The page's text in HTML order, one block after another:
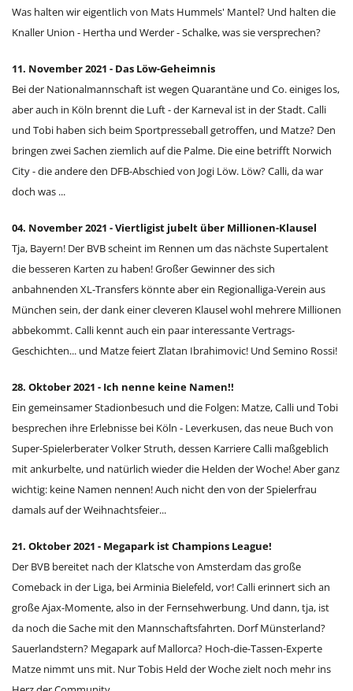
Was halten wir eigentlich von Mats Hummels' Mantel? Und halten die
Knaller Union - Hertha und Werder - Schalke, was sie versprechen?
11. November 2021 - Das Löw-Geheimnis
Bei der Nationalmannschaft ist wegen Quarantäne und Co. einiges los,
aber auch in Köln brennt die Luft - der Karneval ist in der Stadt. Calli
und Tobi haben sich beim Sportpresseball getroffen, und Matze? Den
bringen zwei Sachen ziemlich auf die Palme. Die eine betrifft Norwich
City - die andere den DFB-Abschied von Jogi Löw. Löw? Calli, da war
doch was ...
04. November 2021 - Viertligist jubelt über Millionen-Klausel
Tja, Bayern! Der BVB scheint im Rennen um das nächste Supertalent
die besseren Karten zu haben! Großer Gewinner des sich
anbahnenden XL-Transfers könnte aber ein Regionalliga-Verein aus
München sein, der dank einer cleveren Klausel wohl mehrere Millionen
abbekommt. Calli kennt auch ein paar interessante Vertrags-
Geschichten... und Matze feiert Zlatan Ibrahimovic! Und Semino Rossi!
28. Oktober 2021 - Ich nenne keine Namen!!
Ein gemeinsamer Stadionbesuch und die Folgen: Matze, Calli und Tobi
besprechen ihre Erlebnisse bei Köln - Leverkusen, das neue Buch von
Super-Spielerberater Volker Struth, dessen Karriere Calli maßgeblich
mit ankurbelte, und natürlich wieder die Helden der Woche! Aber ganz
wichtig: keine Namen nennen! Auch nicht den von der Spielerfrau
damals auf der Weihnachtsfeier...
21. Oktober 2021 - Megapark ist Champions League!
Der BVB bereitet nach der Klatsche von Amsterdam das große
Comeback in der Liga, bei Arminia Bielefeld, vor! Calli erinnert sich an
große Ajax-Momente, also in der Fernsehwerbung. Und dann, tja, ist
da noch die Sache mit den Mannschaftsfahrten. Dorf Münsterland?
Sauerlandstern? Megapark auf Mallorca? Hoch-die-Tassen-Experte
Matze nimmt uns mit. Nur Tobis Held der Woche zielt noch mehr ins